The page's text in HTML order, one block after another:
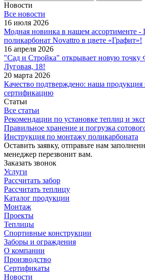
Новости
Все новости
16 июля 2026
Модная новинка в нашем ассортименте
поликарбонат Novattro в цвете «Графит»!
16 апреля 2026
"Сад и Стройка" открывает новую точку
Луговая, 18!
20 марта 2026
Качество подтверждено: наша
сертификацию
Статьи
Все статьи
Рекомендации по установке теплиц и
Правильное хранение и погрузка
Инструкция по монтажу поликарбоната
Оставить заявку, отправьте нам
менеджер перезвонит вам.
Заказать звонок
Услуги
Рассчитать забор
Рассчитать теплицу
Каталог продукции
Монтаж
Проекты
Теплицы
Спортивные конструкции
Заборы и ограждения
О компании
Производство
Сертификаты
Новости